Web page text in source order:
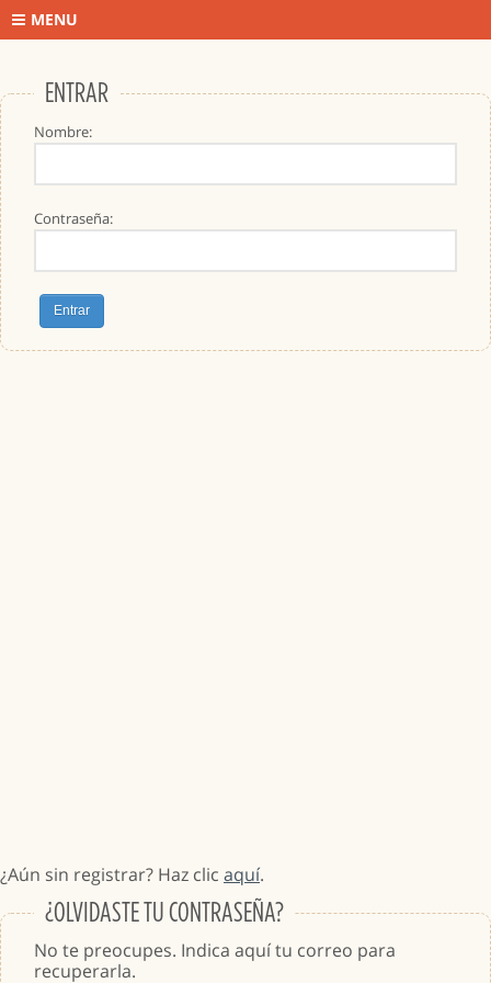
MENU
ENTRAR
Nombre:
Contraseña:
¿Aún sin registrar? Haz clic aquí.
¿OLVIDASTE TU CONTRASEÑA?
No te preocupes. Indica aquí tu correo para
recuperarla.